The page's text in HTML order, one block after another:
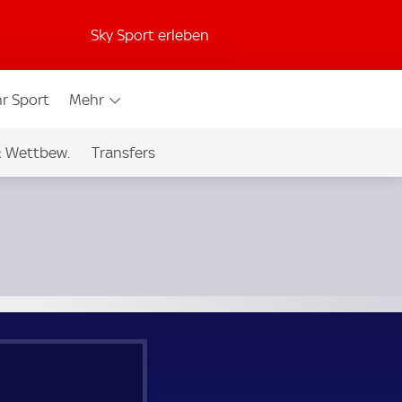
Sky Sport erleben
Sport Mehr
Wettbew. Transfers